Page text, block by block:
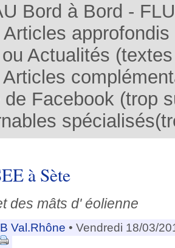
Bord à Bord -
Actualités
de Facebook (trop
à Sète
des mâts d' éolienne
Val.Rhône • Vendredi 18/03/